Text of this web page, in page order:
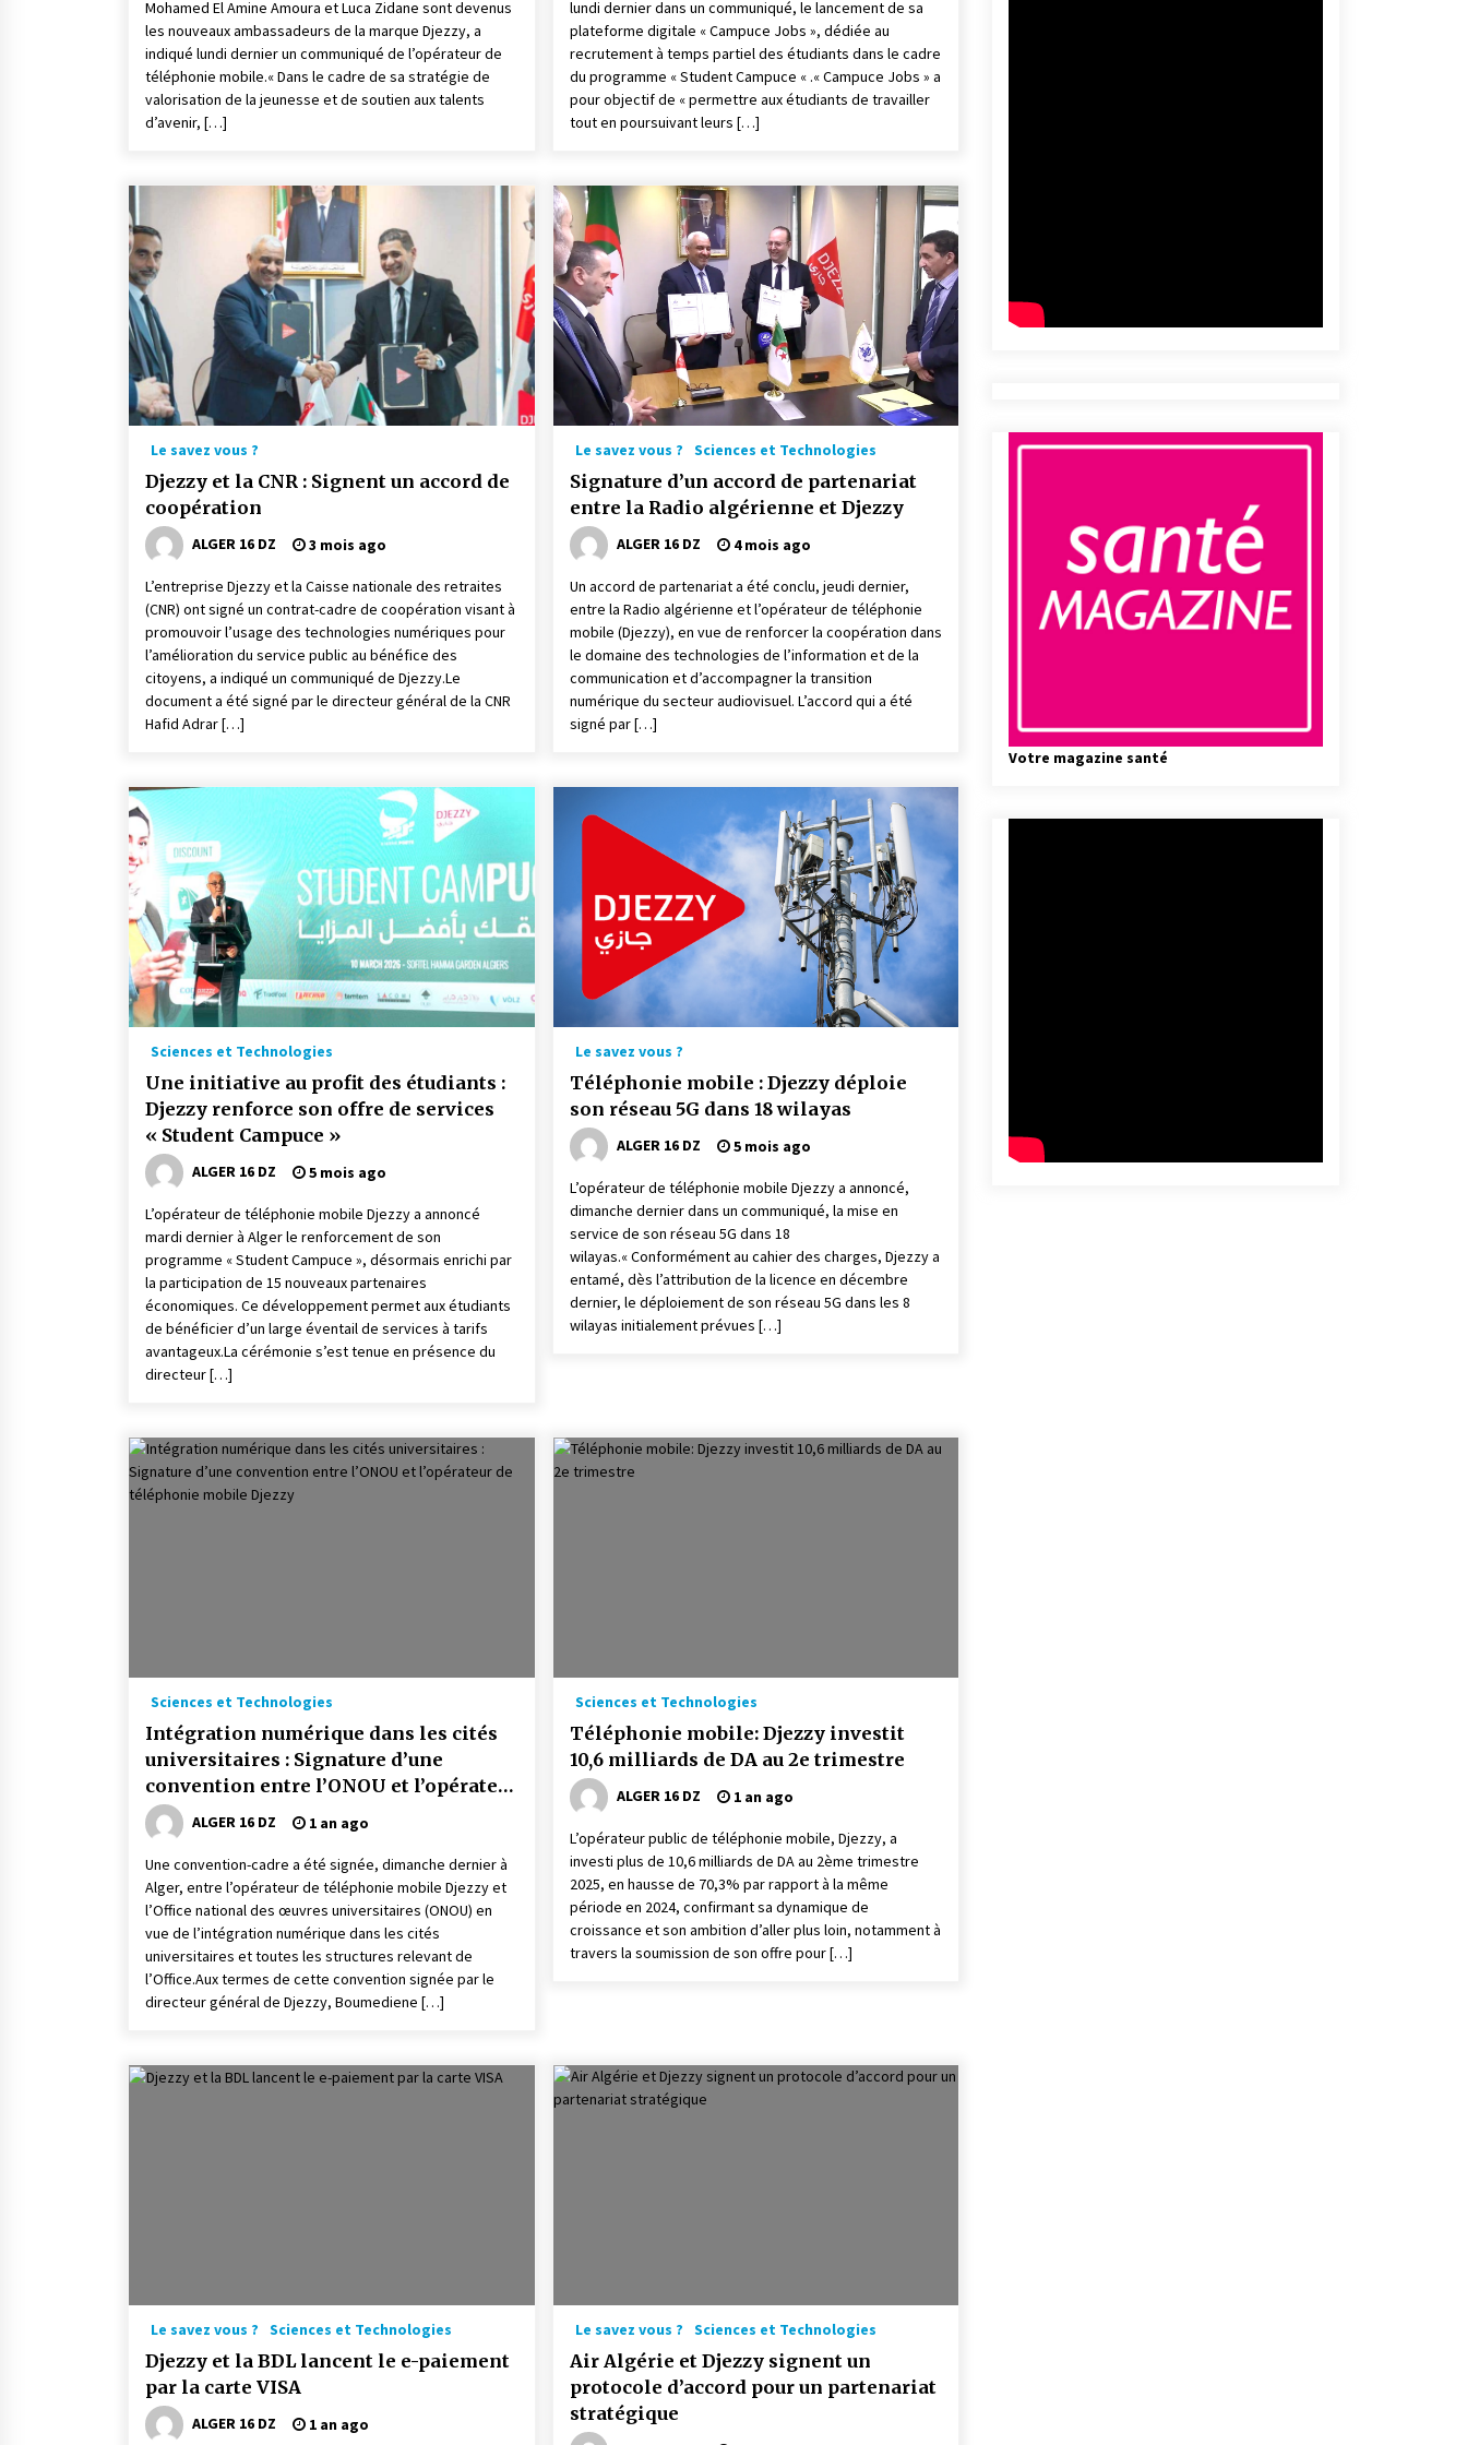
Mohamed El Amine Amoura et Luca Zidane sont devenus
les nouveaux ambassadeurs de la marque Djezzy, a
indiqué lundi dernier un communiqué de l’opérateur de
téléphonie mobile.« Dans le cadre de sa stratégie de
valorisation de la jeunesse et de soutien aux talents
d’avenir, […]
lundi dernier dans un communiqué, le lancement de sa
plateforme digitale « Campuce Jobs », dédiée au
recrutement à temps partiel des étudiants dans le cadre
du programme « Student Campuce « .« Campuce Jobs » a
pour objectif de « permettre aux étudiants de travailler
tout en poursuivant leurs […]
Le savez vous ?
Djezzy et la CNR : Signent un accord de
coopération
ALGER 16 DZ 3 mois ago
L’entreprise Djezzy et la Caisse nationale des retraites
(CNR) ont signé un contrat-cadre de coopération visant à
promouvoir l’usage des technologies numériques pour
l’amélioration du service public au bénéfice des
citoyens, a indiqué un communiqué de Djezzy.Le
document a été signé par le directeur général de la CNR
Hafid Adrar […]
Le savez vous ? Sciences et Technologies
Signature d’un accord de partenariat
entre la Radio algérienne et Djezzy
ALGER 16 DZ 4 mois ago
Un accord de partenariat a été conclu, jeudi dernier,
entre la Radio algérienne et l’opérateur de téléphonie
mobile (Djezzy), en vue de renforcer la coopération dans
le domaine des technologies de l’information et de la
communication et d’accompagner la transition
numérique du secteur audiovisuel. L’accord qui a été
signé par […]
Sciences et Technologies
Une initiative au profit des étudiants :
Djezzy renforce son offre de services
« Student Campuce »
ALGER 16 DZ 5 mois ago
L’opérateur de téléphonie mobile Djezzy a annoncé
mardi dernier à Alger le renforcement de son
programme « Student Campuce », désormais enrichi par
la participation de 15 nouveaux partenaires
économiques. Ce développement permet aux étudiants
de bénéficier d’un large éventail de services à tarifs
avantageux.La cérémonie s’est tenue en présence du
directeur […]
Le savez vous ?
Téléphonie mobile : Djezzy déploie
son réseau 5G dans 18 wilayas
ALGER 16 DZ 5 mois ago
L’opérateur de téléphonie mobile Djezzy a annoncé,
dimanche dernier dans un communiqué, la mise en
service de son réseau 5G dans 18
wilayas.« Conformément au cahier des charges, Djezzy a
entamé, dès l’attribution de la licence en décembre
dernier, le déploiement de son réseau 5G dans les 8
wilayas initialement prévues […]
Sciences et Technologies
Intégration numérique dans les cités
universitaires : Signature d’une
convention entre l’ONOU et l’opérateur
de téléphonie mobile Djezzy
ALGER 16 DZ 1 an ago
Une convention-cadre a été signée, dimanche dernier à
Alger, entre l’opérateur de téléphonie mobile Djezzy et
l’Office national des œuvres universitaires (ONOU) en
vue de l’intégration numérique dans les cités
universitaires et toutes les structures relevant de
l’Office.Aux termes de cette convention signée par le
directeur général de Djezzy, Boumediene […]
Sciences et Technologies
Téléphonie mobile: Djezzy investit
10,6 milliards de DA au 2e trimestre
ALGER 16 DZ 1 an ago
L’opérateur public de téléphonie mobile, Djezzy, a
investi plus de 10,6 milliards de DA au 2ème trimestre
2025, en hausse de 70,3% par rapport à la même
période en 2024, confirmant sa dynamique de
croissance et son ambition d’aller plus loin, notamment à
travers la soumission de son offre pour […]
Le savez vous ? Sciences et Technologies
Djezzy et la BDL lancent le e-paiement
par la carte VISA
ALGER 16 DZ 1 an ago
Le savez vous ? Sciences et Technologies
Air Algérie et Djezzy signent un
protocole d’accord pour un partenariat
stratégique
Votre magazine santé